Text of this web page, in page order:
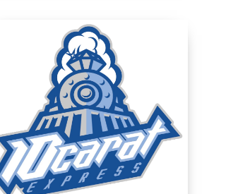
ブログ
新技術情報工法ニュース232号